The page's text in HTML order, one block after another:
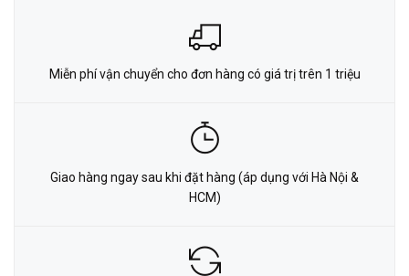
Miễn phí vận chuyển cho đơn hàng có giá trị trên 1 triệu
Giao hàng ngay sau khi đặt hàng (áp dụng với Hà Nội &
HCM)